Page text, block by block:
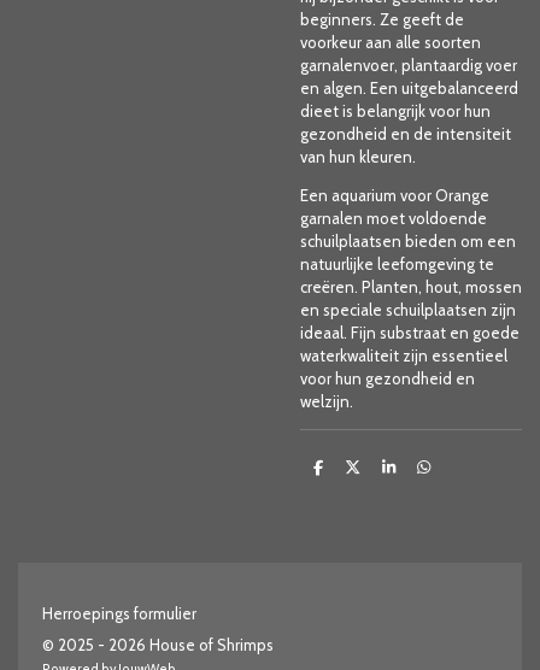
beginners. Ze geeft de
voorkeur aan alle soorten
garnalenvoer, plantaardig voer
en algen. Een uitgebalanceerd
dieet is belangrijk voor hun
gezondheid en de intensiteit
van hun kleuren.
Een aquarium voor Orange
garnalen moet voldoende
schuilplaatsen bieden om een ​​
natuurlijke leefomgeving te
creëren. Planten, hout, mossen
en speciale schuilplaatsen zijn
ideaal. Fijn substraat en goede
waterkwaliteit zijn essentieel
voor hun gezondheid en
welzijn.
D
D
S
D
Herroepings formulier
© 2025 - 2026 House of Shrimps